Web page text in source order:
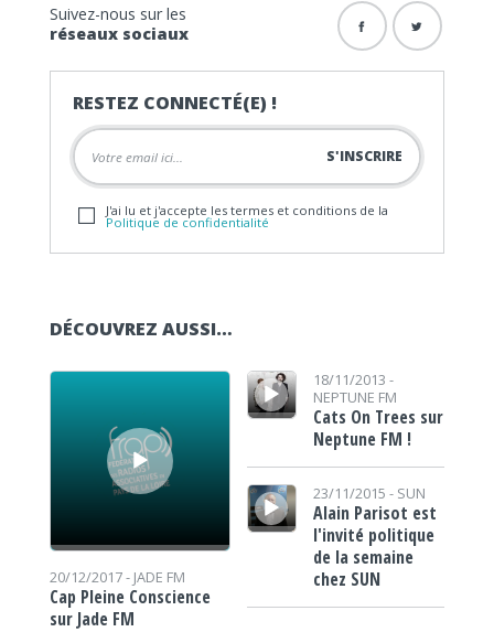
Suivez-nous sur les
réseaux sociaux
RESTEZ CONNECTÉ(E) !
J'ai lu et j'accepte les termes et conditions de la
Politique de confidentialité
DÉCOUVREZ AUSSI…
Lecteur audio
20/12/2017 - JADE FM
Cap Pleine Conscience
sur Jade FM
Lecteur audio18/11/2013 -
NEPTUNE FM
Cats On Trees sur
Neptune FM !
Lecteur audio
23/11/2015 - SUN
Alain Parisot est
l'invité politique
de la semaine
chez SUN